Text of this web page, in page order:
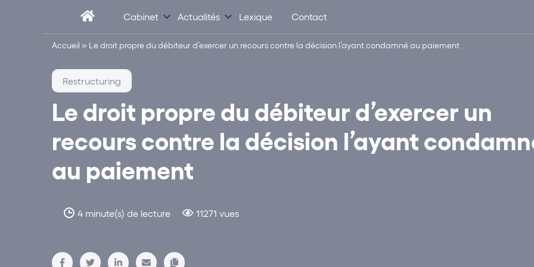
Cabinet Actualités Lexique Contact
Accueil » Le droit propre du débiteur d’exercer un recours contre la décision l’ayant condamné au paiement
Le droit propre du débiteur d’exercer un
recours contre la décision l’ayant
au paiement
4 minute(s) de lecture 11271 vues
Restructuring